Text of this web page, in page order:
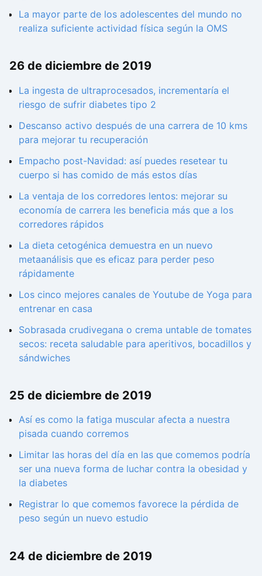
La mayor parte de los adolescentes del mundo no
realiza suficiente actividad física según la OMS
26 de diciembre de 2019
La ingesta de ultraprocesados, incrementaría el
riesgo de sufrir diabetes tipo 2
Descanso activo después de una carrera de 10 kms
para mejorar tu recuperación
Empacho post-Navidad: así puedes resetear tu
cuerpo si has comido de más estos días
La ventaja de los corredores lentos: mejorar su
economía de carrera les beneficia más que a los
corredores rápidos
La dieta cetogénica demuestra en un nuevo
metaanálisis que es eficaz para perder peso
rápidamente
Los cinco mejores canales de Youtube de Yoga para
entrenar en casa
Sobrasada crudivegana o crema untable de tomates
secos: receta saludable para aperitivos, bocadillos y
sándwiches
25 de diciembre de 2019
Así es como la fatiga muscular afecta a nuestra
pisada cuando corremos
Limitar las horas del día en las que comemos podría
ser una nueva forma de luchar contra la obesidad y
la diabetes
Registrar lo que comemos favorece la pérdida de
peso según un nuevo estudio
24 de diciembre de 2019